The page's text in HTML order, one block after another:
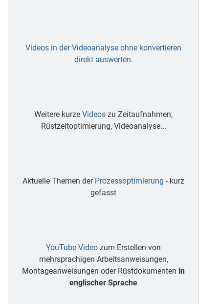
Videos in der Videoanalyse ohne konvertieren
direkt auswerten.
Weitere kurze Videos zu Zeitaufnahmen,
Rüstzeitoptimierung, Videoanalyse...
Aktuelle Themen der Prozessoptimierung - kurz
gefasst
YouTube-Video zum Erstellen von
mehrsprachigen Arbeitsanweisungen,
Montageanweisungen oder Rüstdokumenten in
englischer Sprache